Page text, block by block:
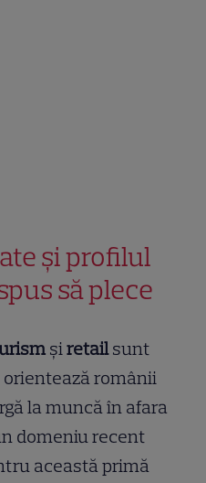
și profilul
să plece
șiretailsunt
românii
la muncă în afara
domeniu recent
această primă